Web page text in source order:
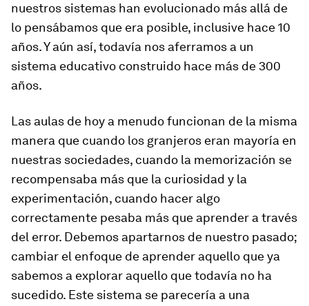
nuestros sistemas han evolucionado más allá de
lo pensábamos que era posible, inclusive hace 10
años. Y aún así, todavía nos aferramos a un
sistema educativo construido hace más de 300
años.
Las aulas de hoy a menudo funcionan de la misma
manera que cuando los granjeros eran mayoría en
nuestras sociedades, cuando la memorización se
recompensaba más que la curiosidad y la
experimentación, cuando hacer algo
correctamente pesaba más que aprender a través
del error. Debemos apartarnos de nuestro pasado;
cambiar el enfoque de aprender aquello que ya
sabemos a explorar aquello que todavía no ha
sucedido. Este sistema se parecería a una